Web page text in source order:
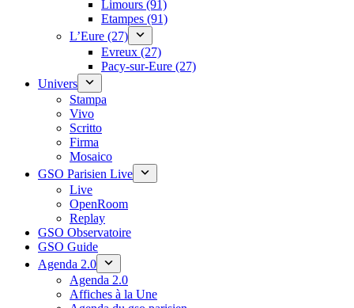
Limours (91)
Etampes (91)
L’Eure (27)
Evreux (27)
Pacy-sur-Eure (27)
Univers
Stampa
Vivo
Scritto
Firma
Mosaico
GSO Parisien Live
Live
OpenRoom
Replay
GSO Observatoire
GSO Guide
Agenda 2.0
Agenda 2.0
Affiches à la Une